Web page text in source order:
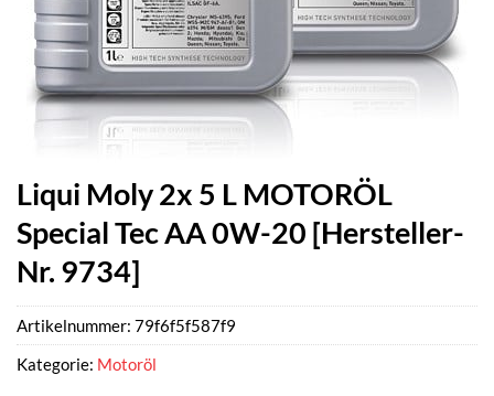
Liqui Moly 2x 5 L MOTORÖL
Special Tec AA 0W-20 [Hersteller-
Nr. 9734]
Artikelnummer: 79f6f5f587f9
Kategorie: Motoröl